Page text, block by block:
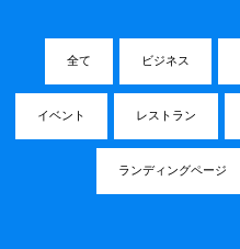
全て ビジネス
イベント レストラン
ランディングページ